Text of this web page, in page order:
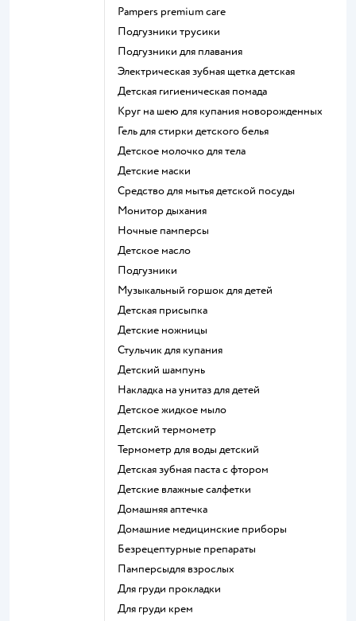
pampers premium care
подгузники трусики
подгузники для плавания
электрическая зубная щетка детская
детская гигиеническая помада
круг на шею для купания новорожденных
гель для стирки детского белья
детское молочко для тела
детские маски
средство для мытья детской посуды
монитор дыхания
ночные памперсы
детское масло
подгузники
музыкальный горшок для детей
детская присыпка
детские ножницы
стульчик для купания
детский шампунь
накладка на унитаз для детей
детское жидкое мыло
детский термометр
термометр для воды детский
детская зубная паста с фтором
детские влажные салфетки
домашняя аптечка
домашние медицинские приборы
безрецептурные препараты
памперсыдля взрослых
для груди прокладки
для груди крем